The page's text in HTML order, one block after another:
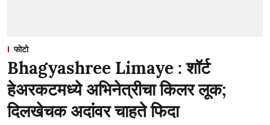
फोटो
Bhagyashree Limaye : शॉर्ट
हेअरकटमध्ये अभिनेत्रीचा किलर लूक;
दिलखेचक अदांवर चाहते फिदा